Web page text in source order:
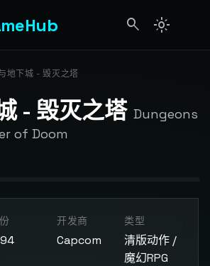
search light_mode
地下城 - 毁灭之塔
- 毁灭之塔 Dungeons
of Doom
器
开发商
Capcom
类型
清版动作 /
魔幻RPG